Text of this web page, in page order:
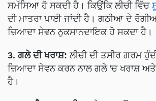
ਸਮੱਸਿਆ ਹੋ ਸਕਦੀ ਹੈ। ਕਿਉਂਕਿ ਲੀਚੀ ਵਿੱਚ
ਦੀ ਮਾਤਰਾ ਪਾਈ ਜਾਂਦੀ ਹੈ। ਗਠੀਆ ਦੇ
ਜ਼ਿਆਦਾ ਸੇਵਨ ਨੁਕਸਾਨਦਾਇਕ ਹੋ ਸਕਦਾ ਹੈ।
3. ਗਲੇ ਦੀ ਖਰਾਸ਼: ਲੀਚੀ ਦੀ ਤਸੀਰ ਗਰਮ
ਜ਼ਿਆਦਾ ਸੇਵਨ ਕਰਨ ਨਾਲ ਗਲੇ 'ਚ ਖਰਾਸ਼
ਹੈ।